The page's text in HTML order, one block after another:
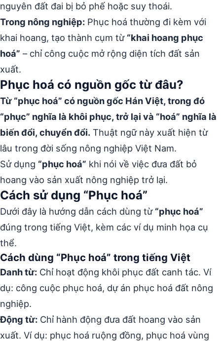
nguyên đất đai bị bỏ phế hoặc suy thoái.
Trong nông nghiệp: Phục hoá thường đi kèm với
khai hoang, tạo thành cụm từ “khai hoang phục
hoá” – chỉ công cuộc mở rộng diện tích đất sản
xuất.
Phục hoá có nguồn gốc từ đâu?
Từ “phục hoá” có nguồn gốc Hán Việt, trong đó
“phục” nghĩa là khôi phục, trở lại và “hoá” nghĩa là
biến đổi, chuyển đổi. Thuật ngữ này xuất hiện từ
lâu trong đời sống nông nghiệp Việt Nam.
Sử dụng “phục hoá” khi nói về việc đưa đất bỏ
hoang vào sản xuất nông nghiệp trở lại.
Cách sử dụng “Phục hoá”
Dưới đây là hướng dẫn cách dùng từ “phục hoá”
đúng trong tiếng Việt, kèm các ví dụ minh họa cụ
thể.
Cách dùng “Phục hoá” trong tiếng Việt
Danh từ: Chỉ hoạt động khôi phục đất canh tác. Ví
dụ: công cuộc phục hoá, dự án phục hoá đất nông
nghiệp.
Động từ: Chỉ hành động đưa đất hoang vào sản
xuất. Ví dụ: phục hoá ruộng đồng, phục hoá vùng